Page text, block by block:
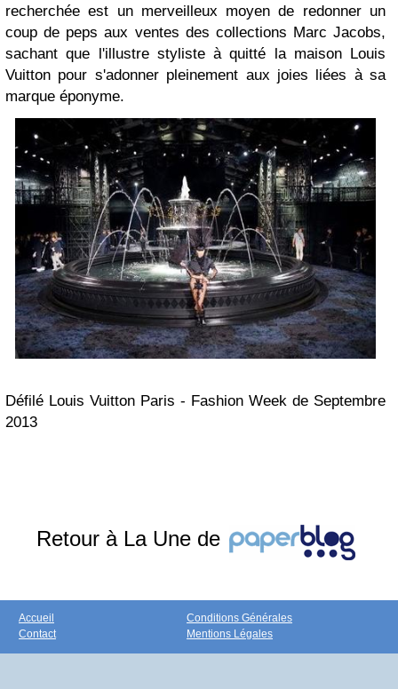
recherchée est un merveilleux moyen de redonner un
coup de peps aux ventes des collections Marc Jacobs,
sachant que l'illustre styliste à quitté la maison Louis
Vuitton pour s'adonner pleinement aux joies liées à sa
marque éponyme.
Défilé Louis Vuitton Paris - Fashion Week de Septembre
2013
Retour à La Une de
Accueil
Contact
Conditions Générales
Mentions Légales